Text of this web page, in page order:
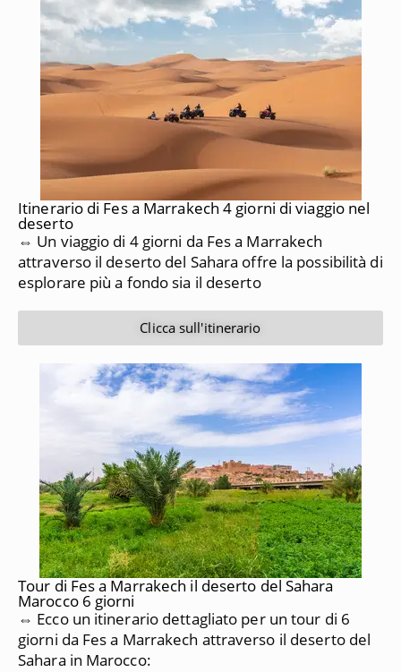
Itinerario di Fes a Marrakech 4 giorni di viaggio nel
deserto
⇔ Un viaggio di 4 giorni da Fes a Marrakech
attraverso il deserto del Sahara offre la possibilità di
esplorare più a fondo sia il deserto
Clicca sull'itinerario
Tour di Fes a Marrakech il deserto del Sahara
Marocco 6 giorni
⇔ Ecco un itinerario dettagliato per un tour di 6
giorni da Fes a Marrakech attraverso il deserto del
Sahara in Marocco: